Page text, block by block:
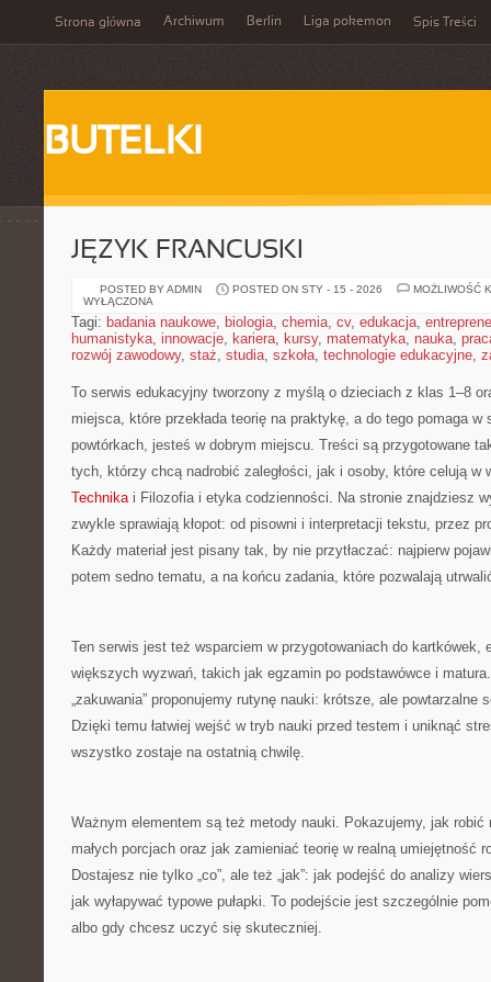
Strona główna Archiwum Berlin Liga pokemon Spis Treści
BUTELKI
JĘZYK FRANCUSKI
POSTED BY ADMIN POSTED ON STY - 15 - 2026
MOŻLIWOŚĆ
WYŁĄCZONA
Tagi: badania naukowe, biologia, chemia, cv, edukacja,
humanistyka, innowacje, kariera, kursy, matematyka, nauka,
rozwój zawodowy, staż, studia, szkoła, technologie edukacyjne,
To serwis edukacyjny tworzony z myślą o dzieciach z klas 1–8
miejsca, które przekłada teorię na praktykę, a do tego pomaga
powtórkach, jesteś w dobrym miejscu. Treści są przygotowane
tych, którzy chcą nadrobić zaległości, jak i osoby, które celują w
Technikai Filozofia i etyka codzienności. Na stronie znajdziesz
zwykle sprawiają kłopot: od pisowni i interpretacji tekstu, przez
Każdy materiał jest pisany tak, by nie przytłaczać: najpierw
potem sedno tematu, a na końcu zadania, które pozwalają
Ten serwis jest też wsparciem w przygotowaniach do kartkówek,
większych wyzwań, takich jak egzamin po podstawówce i
„zakuwania” proponujemy rutynę nauki: krótsze, ale powtarzalne
Dzięki temu łatwiej wejść w tryb nauki przed testem i uniknąć
wszystko zostaje na ostatnią chwilę.
Ważnym elementem są też metody nauki. Pokazujemy, jak robić
małych porcjach oraz jak zamieniać teorię w realną umiejętność
Dostajesz nie tylko „co”, ale też „jak”: jak podejść do analizy
jak wyłapywać typowe pułapki. To podejście jest szczególnie
albo gdy chcesz uczyć się skuteczniej.